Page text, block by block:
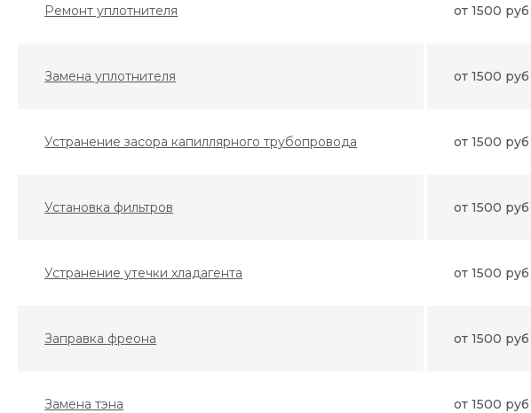
Ремонт уплотнителя от 1500 руб
Замена уплотнителя от 1500 руб
Устранение засора капиллярного трубопровода от 1500 руб
Установка фильтров от 1500 руб
Устранение утечки хладагента от 1500 руб
Заправка фреона от 1500 руб
Замена тэна от 1500 руб